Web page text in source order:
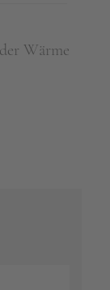
Wärme